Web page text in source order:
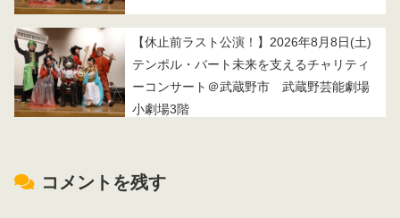
【休止前ラスト公演！】2026年8月8日(土)
テンポル・バート未来を支えるチャリティ
ーコンサート＠武蔵野市 武蔵野芸能劇場
小劇場3階
コメントを残す